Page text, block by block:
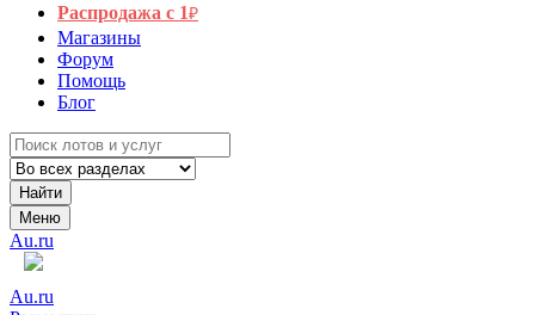
Распродажа с 1₽
Магазины
Форум
Помощь
Блог
Найти
Меню
Au.ru
Au.ru